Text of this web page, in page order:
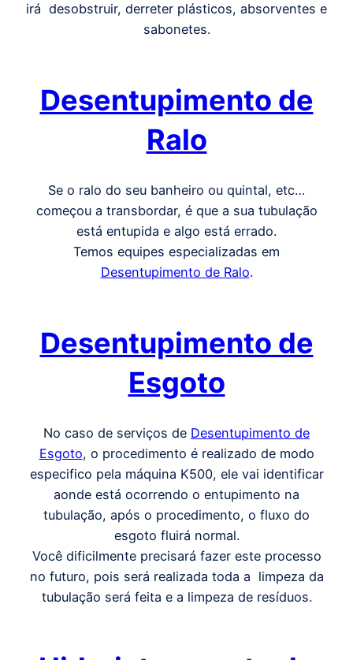
irá desobstruir, derreter plásticos, absorventes e
sabonetes.
Desentupimento de
Ralo
Se o ralo do seu banheiro ou quintal, etc…
começou a transbordar, é que a sua tubulação
está entupida e algo está errado.
Temos equipes especializadas em
Desentupimento de Ralo.
Desentupimento de
Esgoto
No caso de serviços de Desentupimento de
Esgoto, o procedimento é realizado de modo
especifico pela máquina K500, ele vai identificar
aonde está ocorrendo o entupimento na
tubulação, após o procedimento, o fluxo do
esgoto fluirá normal.
Você dificilmente precisará fazer este processo
no futuro, pois será realizada toda a limpeza da
tubulação será feita e a limpeza de resíduos.